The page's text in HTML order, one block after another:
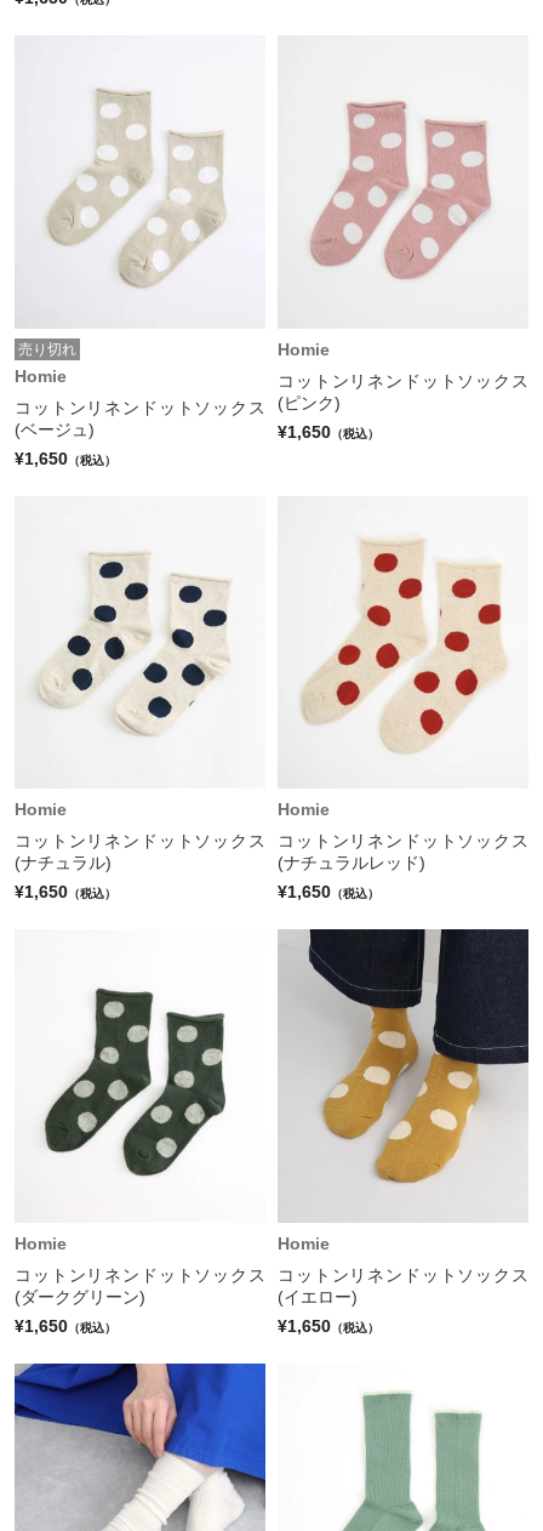
売り切れ
Homie
コットンリネンドットソックス
(ベージュ)
¥1,650 （税込）
Homie
コットンリネンドットソックス
(ピンク)
¥1,650 （税込）
Homie
コットンリネンドットソックス
(ナチュラル)
¥1,650 （税込）
Homie
コットンリネンドットソックス
(ナチュラルレッド)
¥1,650 （税込）
Homie
コットンリネンドットソックス
(ダークグリーン)
¥1,650 （税込）
Homie
コットンリネンドットソックス
(イエロー)
¥1,650 （税込）